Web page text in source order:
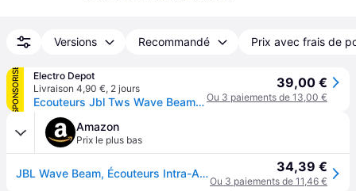
Versions Recommandé Prix avec frais de
SPONSORISÉ
Electro Depot
Livraison 4,90 €, 2 jours
Ecouteurs Jbl Tws Wave Beam Noirs
39,00 €
Ou 3 paiements de 13,00 €
Amazon
Prix le plus bas
JBL Wave Beam, Écouteurs Intra-Auriculaires sans Fil, Résistance à l'Eau IP54 et IPX2, Appels Mains Libres et Batterie à Autonomie de 32 heures, en Noir 34,39 €
Ou 3 paiements de 11,46 €